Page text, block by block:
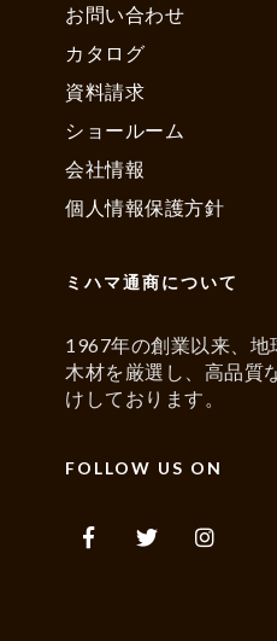
お問い合わせ
カタログ
資料請求
ショールーム
会社情報
個人情報保護方針
ミハマ通商について
1967年の創業以来、
木材を厳選し、高品質
けしております。
FOLLOW US ON